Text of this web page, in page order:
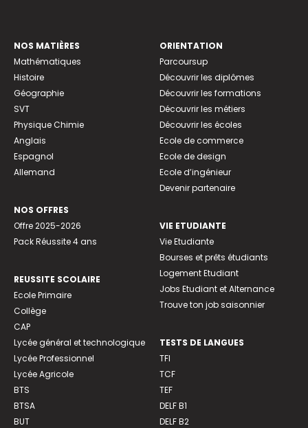
NOS MATIÈRES
Mathématiques
Histoire
Géographie
SVT
Physique Chimie
Anglais
Espagnol
Allemand
NOS OFFRES
Offre 2025-2026
Pack Réussite 4 ans
REUSSITE SCOLAIRE
Ecole Primaire
Collège
CAP
Lycée général et technologique
Lycée Professionnel
Lycée Agricole
BTS
BTSA
BUT
ORIENTATION
Parcoursup
Découvrir les diplômes
Découvrir les formations
Découvrir les métiers
Découvrir les écoles
Ecole de commerce
Ecole de design
Ecole d’ingénieur
Devenir partenaire
VIE ETUDIANTE
Vie Etudiante
Bourses et prêts étudiants
Logement Etudiant
Jobs Etudiant et Alternance
Trouve ton job saisonnier
TESTS DE LANGUES
TFI
TCF
TEF
DELF B1
DELF B2